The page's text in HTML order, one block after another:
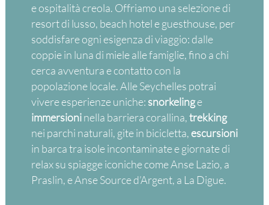
e ospitalità creola. Offriamo una selezione di
resort di lusso, beach hotel e guesthouse, per
soddisfare ogni esigenza di viaggio: dalle
coppie in luna di miele alle famiglie, fino a chi
cerca avventura e contatto con la
popolazione locale. Alle Seychelles potrai
vivere esperienze uniche: snorkelinge
immersioninella barriera corallina,trekking
nei parchi naturali, gite in bicicletta,escursioni
in barca tra isole incontaminate e giornate di
relax su spiagge iconiche come Anse Lazio, a
Praslin, e Anse Source d’Argent, a La Digue.